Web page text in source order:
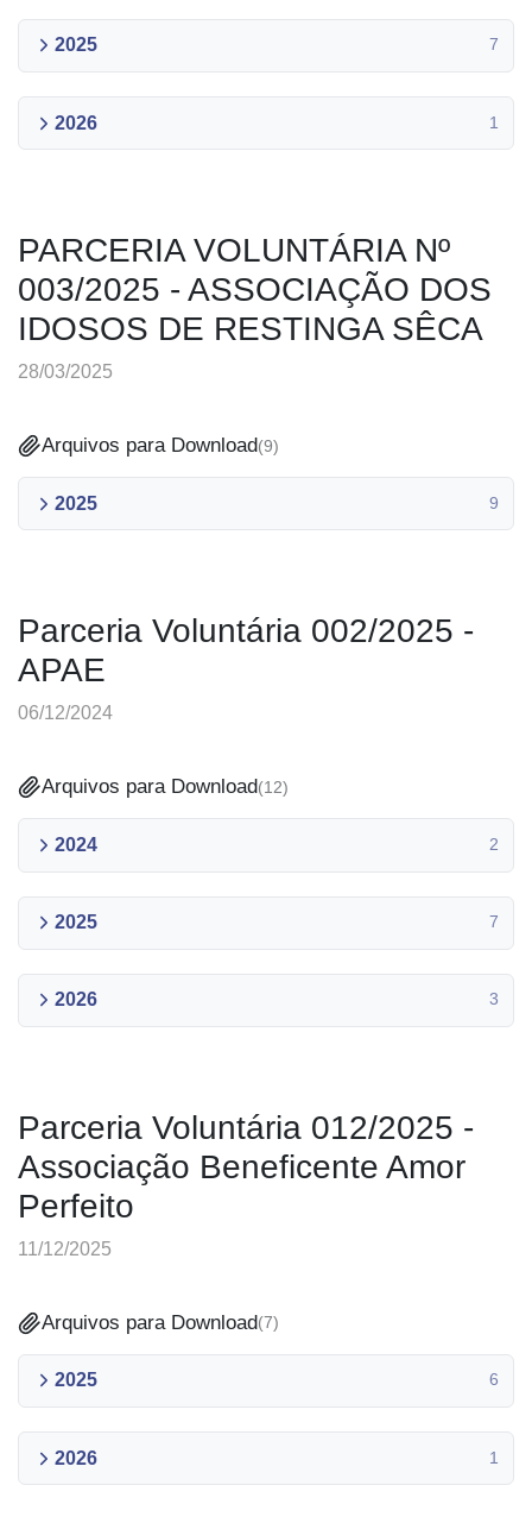
2025 7
2026 1
PARCERIA VOLUNTÁRIA Nº
003/2025 - ASSOCIAÇÃO DOS
IDOSOS DE RESTINGA SÊCA
28/03/2025
Arquivos para Download(9)
2025 9
Parceria Voluntária 002/2025 -
APAE
06/12/2024
Arquivos para Download(12)
2024 2
2025 7
2026 3
Parceria Voluntária 012/2025 -
Associação Beneficente Amor
Perfeito
11/12/2025
Arquivos para Download(7)
2025 6
2026 1